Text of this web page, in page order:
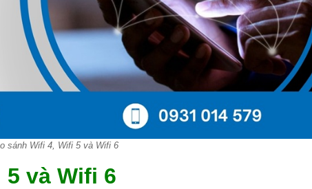
sánh Wifi 4, Wifi 5 và Wifi 6
và Wifi 6